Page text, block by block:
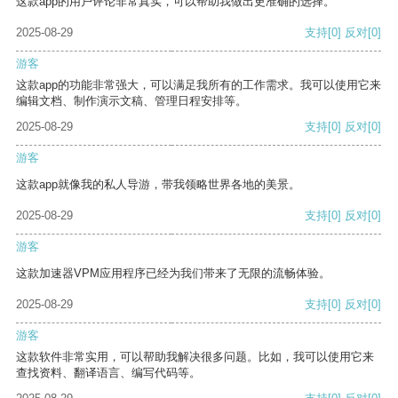
2025-08-29 支持[0] 反对[0]
游客
这款app的功能非常强大，可以满足我所有的工作需求。我可以使用它来
编辑文档、制作演示文稿、管理日程安排等。
2025-08-29
支持[0] 反对[0]
游客
这款app就像我的私人导游，带我领略世界各地的美景。
2025-08-29 支持[0] 反对[0]
游客
这款加速器VPM应用程序已经为我们带来了无限的流畅体验。
2025-08-29 支持[0] 反对[0]
游客
这款软件非常实用，可以帮助我解决很多问题。比如，我可以使用它来
查找资料、翻译语言、编写代码等。